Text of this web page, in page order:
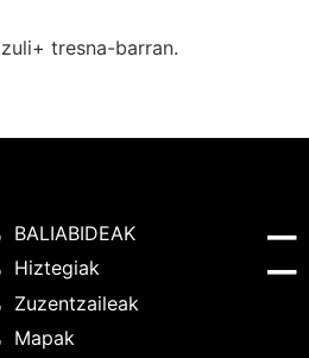
tresna-barran.
BALIABIDEAK
Hiztegiak
Zuzentzaileak
Mapak